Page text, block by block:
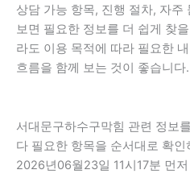
상담 가능 항목, 진행 절차, 자주
보면 필요한 정보를 더 쉽게 찾
라도 이용 목적에 따라 필요한
흐름을 함께 보는 것이 좋습니다.
서대문구하수구막힘 관련 정보
다 필요한 항목을 순서대로 확
2026년06월23일 11시17분 먼